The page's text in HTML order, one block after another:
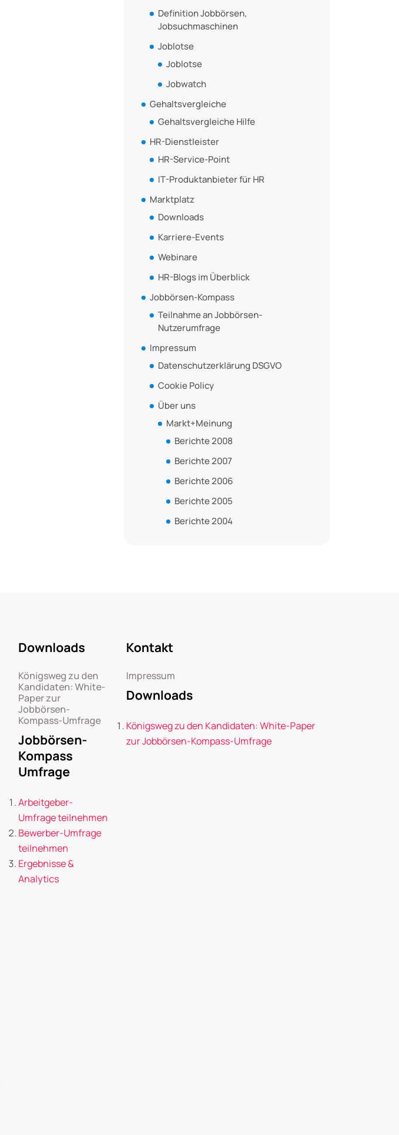
Definition Jobbörsen,
Jobsuchmaschinen
Joblotse
Joblotse
Jobwatch
Gehaltsvergleiche
Gehaltsvergleiche Hilfe
HR-Dienstleister
HR-Service-Point
IT-Produktanbieter für HR
Marktplatz
Downloads
Karriere-Events
Webinare
HR-Blogs im Überblick
Jobbörsen-Kompass
Teilnahme an Jobbörsen-
Nutzerumfrage
Impressum
Datenschutzerklärung DSGVO
Cookie Policy
Über uns
Markt+Meinung
Berichte 2008
Berichte 2007
Berichte 2006
Berichte 2005
Berichte 2004
Downloads
Königsweg zu den
Kandidaten: White-
Paper zur
Jobbörsen-
Kompass-Umfrage
Jobbörsen-
Kompass
Umfrage
Arbeitgeber-
Umfrage teilnehmen
Bewerber-Umfrage
teilnehmen
Ergebnisse &
Analytics
Kontakt
Impressum
Downloads
Königsweg zu den Kandidaten: White-Paper
zur Jobbörsen-Kompass-Umfrage